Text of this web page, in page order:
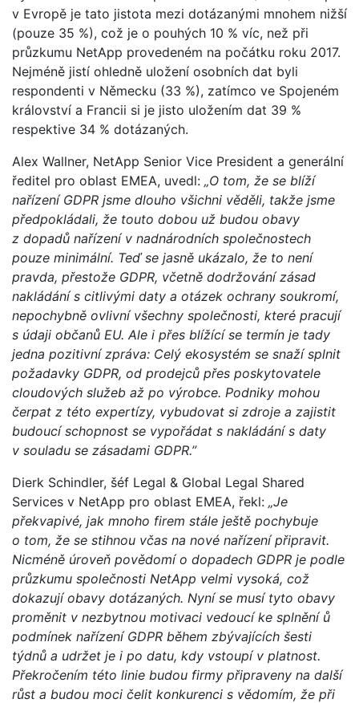
v Evropě je tato jistota mezi dotázanými mnohem nižší
(pouze 35 %), což je o pouhých 10 % víc, než při
průzkumu NetApp provedeném na počátku roku 2017.
Nejméně jistí ohledně uložení osobních dat byli
respondenti v Německu (33 %), zatímco ve Spojeném
království a Francii si je jisto uložením dat 39 %
respektive 34 % dotázaných.
Alex Wallner, NetApp Senior Vice President a generální
ředitel pro oblast EMEA, uvedl: „O tom, že se blíží
nařízení GDPR jsme dlouho všichni věděli, takže jsme
předpokládali, že touto dobou už budou obavy
z dopadů nařízení v nadnárodních společnostech
pouze minimální. Teď se jasně ukázalo, že to není
pravda, přestože GDPR, včetně dodržování zásad
nakládání s citlivými daty a otázek ochrany soukromí,
nepochybně ovlivní všechny společnosti, které pracují
s údaji občanů EU. Ale i přes blížící se termín je tady
jedna pozitivní zpráva: Celý ekosystém se snaží splnit
požadavky GDPR, od prodejců přes poskytovatele
cloudových služeb až po výrobce. Podniky mohou
čerpat z této expertízy, vybudovat si zdroje a zajistit
budoucí schopnost se vypořádat s nakládání s daty
v souladu se zásadami GDPR.”
Dierk Schindler, šéf Legal & Global Legal Shared
Services v NetApp pro oblast EMEA, řekl: „Je
překvapivé, jak mnoho firem stále ještě pochybuje
o tom, že se stihnou včas na nové nařízení připravit.
Nicméně úroveň povědomí o dopadech GDPR je podle
průzkumu společnosti NetApp velmi vysoká, což
dokazují obavy dotázaných. Nyní se musí tyto obavy
proměnit v nezbytnou motivaci vedoucí ke splnění ů
podmínek nařízení GDPR během zbývajících šesti
týdnů a udržet je i po datu, kdy vstoupí v platnost.
Překročením této linie budou firmy připraveny na další
růst a budou moci čelit konkurenci s vědomím, že při